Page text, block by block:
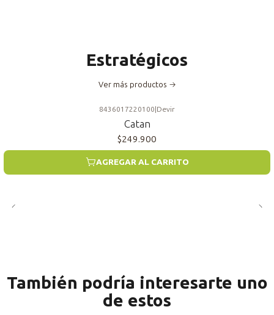
Estratégicos
Ver más productos
8436017220100 Devir
Catan
$249.900
AGREGAR AL CARRITO
También podría interesarte uno
de estos